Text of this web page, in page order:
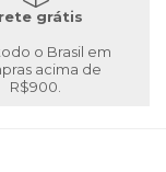
grátis
o Brasil em
acima de
R$900.